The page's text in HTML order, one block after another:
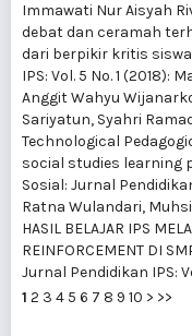
Immawati Nur Aisyah
debat dan ceramah
dari berpikir kritis siswa
IPS: Vol. 5 No. 1 (2018):
Anggit Wahyu
Sariyatun, Syahri
Technological
social studies learning
Sosial: Jurnal
Ratna Wulandari,
HASIL BELAJAR IPS
REINFORCEMENT DI
Jurnal Pendidikan IPS:
1 2 3 4 5 6 7 8 9 10 > >>